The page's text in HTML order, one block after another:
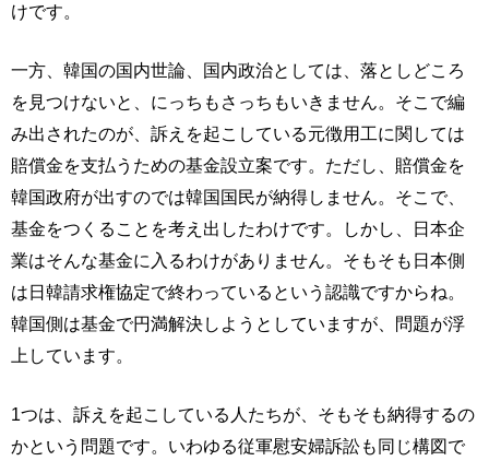
けです。
一方、韓国の国内世論、国内政治としては、落としどころ
を見つけないと、にっちもさっちもいきません。そこで編
み出されたのが、訴えを起こしている元徴用工に関しては
賠償金を支払うための基金設立案です。ただし、賠償金を
韓国政府が出すのでは韓国国民が納得しません。そこで、
基金をつくることを考え出したわけです。しかし、日本企
業はそんな基金に入るわけがありません。そもそも日本側
は日韓請求権協定で終わっているという認識ですからね。
韓国側は基金で円満解決しようとしていますが、問題が浮
上しています。
1つは、訴えを起こしている人たちが、そもそも納得するの
かという問題です。いわゆる従軍慰安婦訴訟も同じ構図で